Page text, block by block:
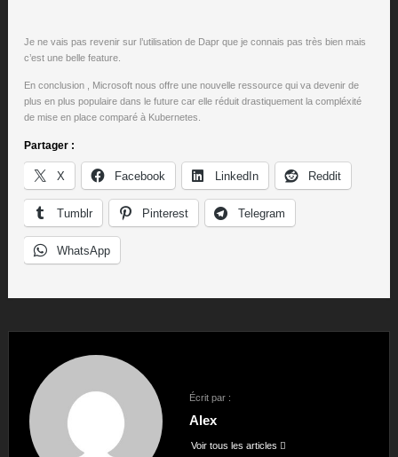
Je ne vais pas revenir sur l’utilisation de Dapr que je connais pas très bien mais
c’est une belle feature.
En conclusion , Microsoft nous offre une nouvelle ressource qui va devenir de
plus en plus populaire dans le future car elle réduit drastiquement la compléxité
de mise en place comparé à Kubernetes.
Partager :
X Facebook LinkedIn Reddit
Tumblr Pinterest Telegram
WhatsApp
Écrit par :
Alex
Voir tous les articles